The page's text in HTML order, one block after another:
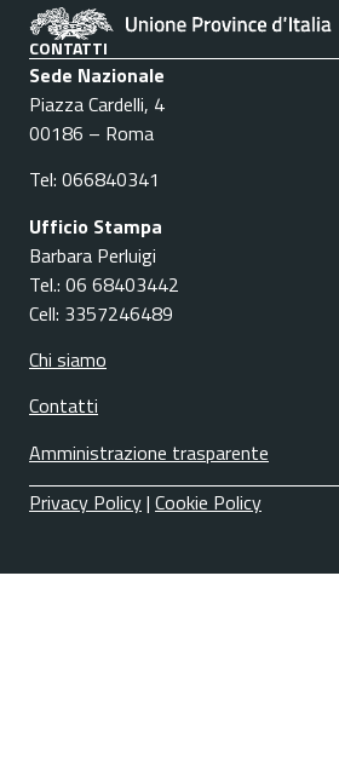
CONTATTI
Sede Nazionale
Piazza Cardelli, 4
00186 – Roma
Tel: 066840341
Ufficio Stampa
Barbara Perluigi
Tel.: 06 68403442
Cell: 3357246489
Chi siamo
Contatti
Amministrazione trasparente
Privacy Policy| Cookie Policy